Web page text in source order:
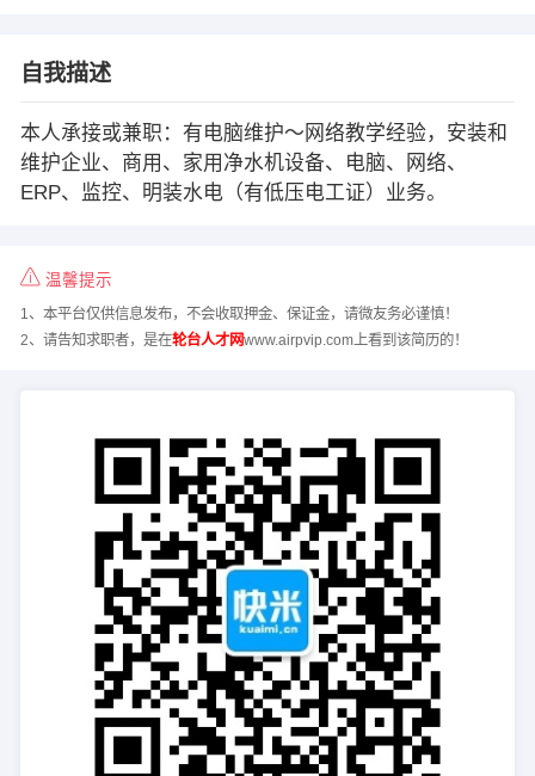
自我描述
本人承接或兼职：有电脑维护～网络教学经验，安装和
维护企业、商用、家用净水机设备、电脑、网络、
ERP、监控、明装水电（有低压电工证）业务。
温馨提示
1、本平台仅供信息发布，不会收取押金、保证金，请微友务必谨慎！
2、请告知求职者，是在轮台人才网www.airpvip.com上看到该简历的！